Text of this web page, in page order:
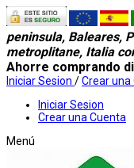
peninsula, Baleares,
metroplitane, Italia
Ahorre comprando
Iniciar Sesion /Crear una
Iniciar Sesion
Crear una Cuenta
Menú